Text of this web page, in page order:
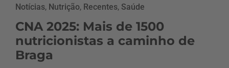
Notícias, Nutrição, Recentes, Saúde
CNA 2025: Mais de 1500
nutricionistas a caminho de
Braga